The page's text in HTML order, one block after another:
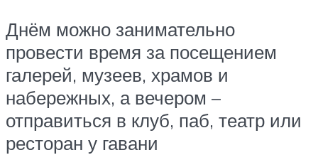
Днём можно занимательно
провести время за посещением
галерей, музеев, храмов и
набережных, а вечером –
отправиться в клуб, паб, театр или
ресторан у гавани